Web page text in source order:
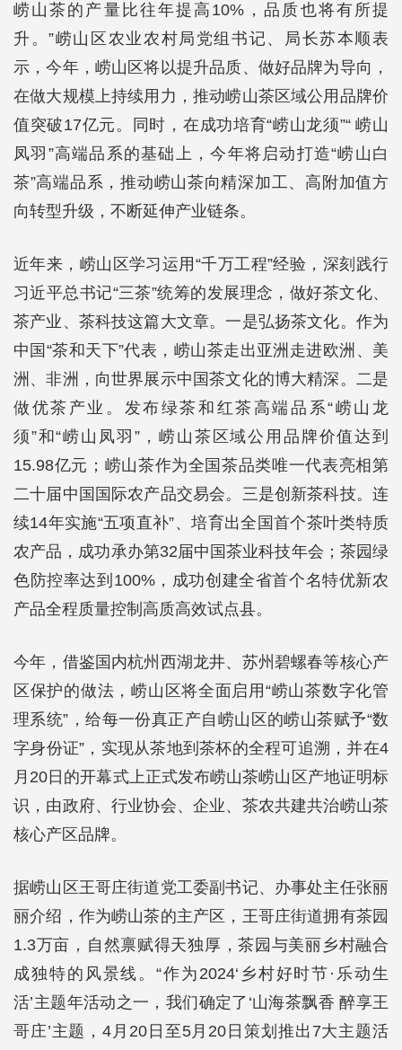
崂山茶的产量比往年提高10%，品质也将有所提
升。”崂山区农业农村局党组书记、局长苏本顺表
示，今年，崂山区将以提升品质、做好品牌为导向，
在做大规模上持续用力，推动崂山茶区域公用品牌价
值突破17亿元。同时，在成功培育“崂山龙须”“ 崂山
凤羽”高端品系的基础上，今年将启动打造“崂山白
茶”高端品系，推动崂山茶向精深加工、高附加值方
向转型升级，不断延伸产业链条。
近年来，崂山区学习运用“千万工程”经验，深刻践行
习近平总书记“三茶”统筹的发展理念，做好茶文化、
茶产业、茶科技这篇大文章。一是弘扬茶文化。作为
中国“茶和天下”代表，崂山茶走出亚洲走进欧洲、美
洲、非洲，向世界展示中国茶文化的博大精深。二是
做优茶产业。发布绿茶和红茶高端品系“崂山龙
须”和“崂山凤羽”，崂山茶区域公用品牌价值达到
15.98亿元；崂山茶作为全国茶品类唯一代表亮相第
二十届中国国际农产品交易会。三是创新茶科技。连
续14年实施“五项直补”、培育出全国首个茶叶类特质
农产品，成功承办第32届中国茶业科技年会；茶园绿
色防控率达到100%，成功创建全省首个名特优新农
产品全程质量控制高质高效试点县。
今年，借鉴国内杭州西湖龙井、苏州碧螺春等核心产
区保护的做法，崂山区将全面启用“崂山茶数字化管
理系统”，给每一份真正产自崂山区的崂山茶赋予“数
字身份证”，实现从茶地到茶杯的全程可追溯，并在4
月20日的开幕式上正式发布崂山茶崂山区产地证明标
识，由政府、行业协会、企业、茶农共建共治崂山茶
核心产区品牌。
据崂山区王哥庄街道党工委副书记、办事处主任张丽
丽介绍，作为崂山茶的主产区，王哥庄街道拥有茶园
1.3万亩，自然禀赋得天独厚，茶园与美丽乡村融合
成独特的风景线。“作为2024‘乡村好时节·乐动生
活’主题年活动之一，我们确定了‘山海茶飘香 醉享王
哥庄’主题，4月20日至5月20日策划推出7大主题活